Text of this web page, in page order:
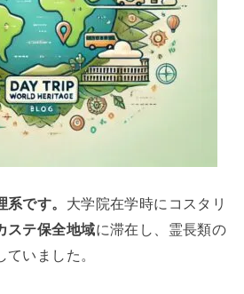
です。 大学院在学時にコスタリ
ステ保全地域に滞在し、霊長類の
いました。